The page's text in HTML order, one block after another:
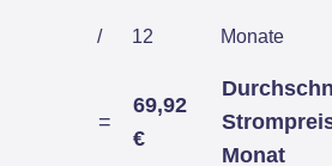
/ 12 Monate
=
69,92
€
Monat